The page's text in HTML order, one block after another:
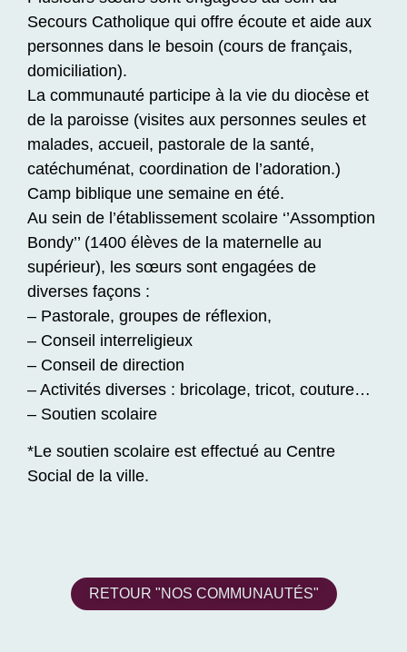
Secours Catholique qui offre écoute et aide aux
personnes dans le besoin (cours de français,
domiciliation).
La communauté participe à la vie du diocèse et
de la paroisse (visites aux personnes seules et
malades, accueil, pastorale de la santé,
catéchuménat, coordination de l’adoration.)
Camp biblique une semaine en été.
Au sein de l’établissement scolaire ‘’Assomption
Bondy’’ (1400 élèves de la maternelle au
supérieur), les sœurs sont engagées de
diverses façons :
– Pastorale, groupes de réflexion,
– Conseil interreligieux
– Conseil de direction
– Activités diverses : bricolage, tricot, couture…
– Soutien scolaire
*Le soutien scolaire est effectué au Centre
Social de la ville.
RETOUR "NOS COMMUNAUTÉS"